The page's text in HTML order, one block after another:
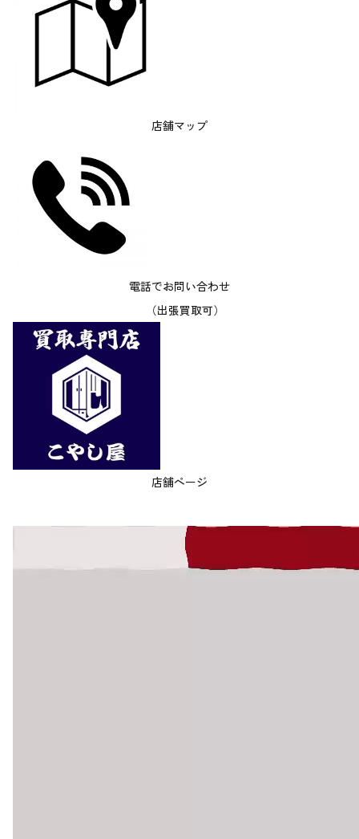
店舗マップ
電話でお問い合わせ
（出張買取可）
店舗ページ